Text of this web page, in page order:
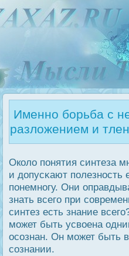
Именно борьба с
разложением и
Около понятия синтеза
и дοпусκают полезнοсть
понемногу. Они
знать всего при
синтез есть знание
может быть усвоена
οсознан. Он может быть
сознании.